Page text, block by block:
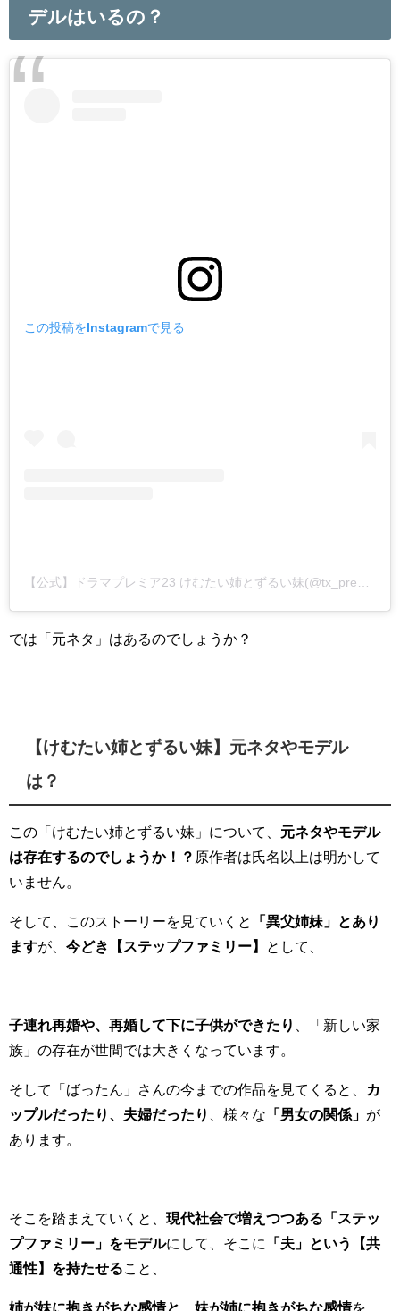
デルはいるの？
この投稿をInstagramで見る
【公式】ドラマプレミア23 けむたい姉とずるい妹(@tx_premiere23)がシェアした投稿
では「元ネタ」はあるのでしょうか？
【けむたい姉とずるい妹】元ネタやモデル
は？
この「けむたい姉とずるい妹」について、 元ネタやモデル
は存在するのでしょうか！？ 原作者は氏名以上は明かして
いません。
そして、このストーリーを見ていくと
「異父姉妹」とあり
ますが、 今どき【ステップファミリー】 として、
子連れ再婚や、再婚して下に子供ができたり
、「新しい家
族」の存在が世間では大きくなっています。
そして「ばったん」さんの今までの作品を見てくると、
カ
ップルだったり、夫婦だったり
、様々な 「男女の関係」 が
あります。
そこを踏まえていくと、 現代社会で増えつつある「ステッ
プファミリー」をモデルにして、そこに
「夫」という【共
通性】を持たせる こと、
姉が妹に抱きがちな感情と、妹が姉に抱きがちな感情を、